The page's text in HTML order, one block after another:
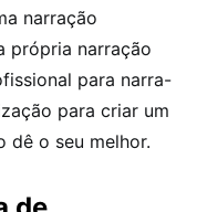
narração
própria narração
para narra-
para criar um
dê o seu melhor.